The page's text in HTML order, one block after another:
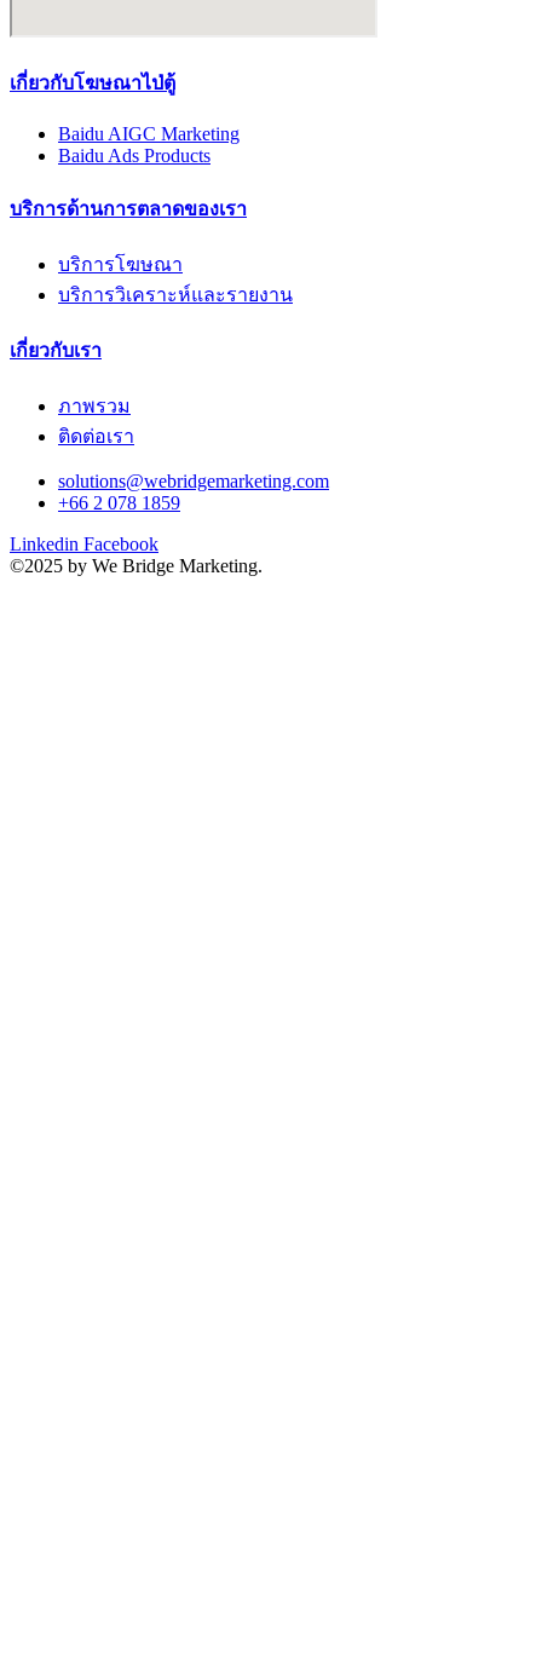
เกี่ยวกับโฆษณาไป่ตู้
Baidu AIGC Marketing
Baidu Ads Products
บริการด้านการตลาดของเรา
บริการโฆษณา
บริการวิเคราะห์และรายงาน
เกี่ยวกับเรา
ภาพรวม
ติดต่อเรา
solutions@webridgemarketing.com
+66 2 078 1859
Linkedin Facebook
©2025 by We Bridge Marketing.